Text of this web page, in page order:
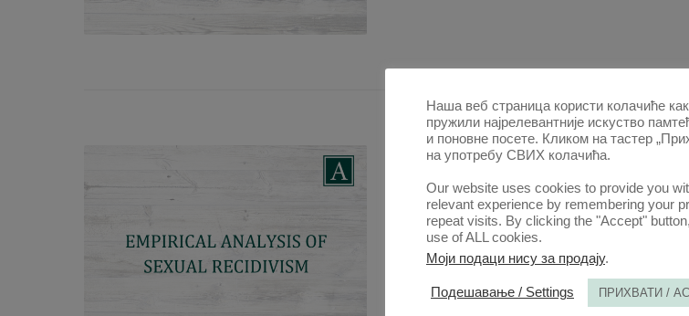
EMPIRICAL ANALYSIS OF SEXUAL
31 AUG 2015 ANNALS 2015 | VOL 63 | 22015-
FROM 2014 ,ANNALS 63–2-ARTICLES
Наша веб страница користи колачиће
пружили најрелевантније искуство
и поновне посете. Кликом на тастер
на употребу СВИХ колачића.
Our website uses cookies to provide you
relevant experience by remembering your
repeat visits. By clicking the "Accept"
use of ALL cookies.
Моји подаци нису за продају.
Подешавање / Settings ПРИХВАТИ /